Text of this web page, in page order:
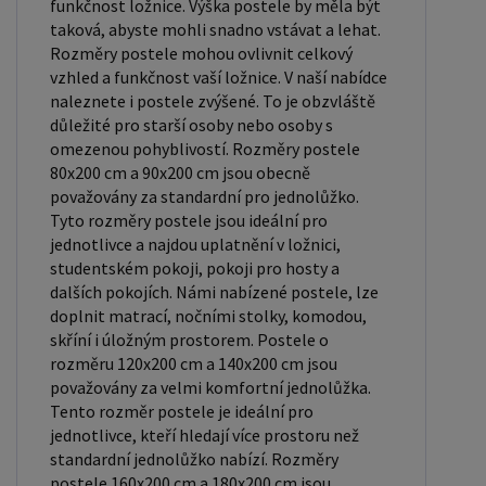
tvrdé (H4). Tvrdost matrace je důležitý faktor,
který ovlivňuje pohodlí a podporu, kterou matrace
poskytuje. Při výběru matrace je důležité zvážit
několik faktorů, včetně vaší preferované polohy
spánku, vaší tělesné hmotnosti a jakékoliv
zdravotní problémy, které můžete mít. Laťkový
rošt ZDARMA: Laťkový rošt je ideální volbou pro ty,
kteří hledají kvalitní, pohodlný a cenově dostupný
podklad pod matraci. Laťkový rošt se skládá z
dřevěných lišt, které jsou spojeny textilií. Rošt
poskytuje dobrou podporu těla, cirkulaci vzduchu a
odvádění vlhkosti. Rošt postele je tvořen 12
příčkami, které jsou spojeny textilií, příčky roštu
jsou z masivu borovice. Mezery mezi příčkami jsou
cca 11 cm. Zpracování - lakovaná postel: Lakované
postele jsou oblíbené pro svůj elegantní vzhled a
funkčnost ložnice. Výška postele by měla být
taková, abyste mohli snadno vstávat a lehat.
Rozměry postele mohou ovlivnit celkový
vzhled a funkčnost vaší ložnice. V naší nabídce
naleznete i postele zvýšené. To je obzvláště
důležité pro starší osoby nebo osoby s
omezenou pohyblivostí. Rozměry postele
80x200 cm a 90x200 cm jsou obecně
považovány za standardní pro jednolůžko.
Tyto rozměry postele jsou ideální pro
jednotlivce a najdou uplatnění v ložnici,
studentském pokoji, pokoji pro hosty a
dalších pokojích. Námi nabízené postele, lze
doplnit matrací, nočními stolky, komodou,
skříní i úložným prostorem. Postele o
rozměru 120x200 cm a 140x200 cm jsou
považovány za velmi komfortní jednolůžka.
Tento rozměr postele je ideální pro
jednotlivce, kteří hledají více prostoru než
standardní jednolůžko nabízí. Rozměry